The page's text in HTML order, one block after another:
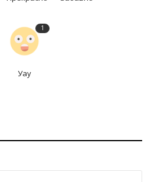
1
Уау